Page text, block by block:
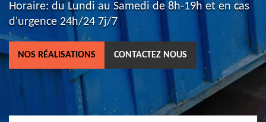
Horaire: du Lundi au Samedi de 8h-19h et en cas
d'urgence 24h/24 7j/7
NOS RÉALISATIONS CONTACTEZ NOUS